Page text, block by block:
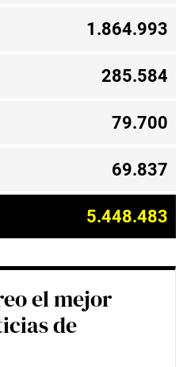
1.864.993
285.584
79.700
69.837
5.448.483
el mejor
de